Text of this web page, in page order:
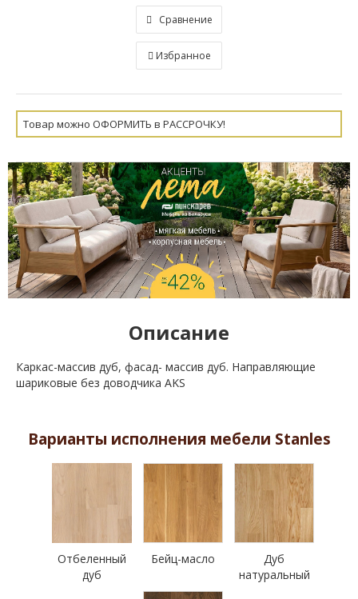
Сравнение
Избранное
Товар можно ОФОРМИТЬ в РАССРОЧКУ!
Описание
Каркас-массив дуб, фасад- массив дуб. Направляющие
шариковые без доводчика AKS
Варианты исполнения мебели Stanles
Отбеленный
дуб
Бейц-масло
Дуб
натуральный